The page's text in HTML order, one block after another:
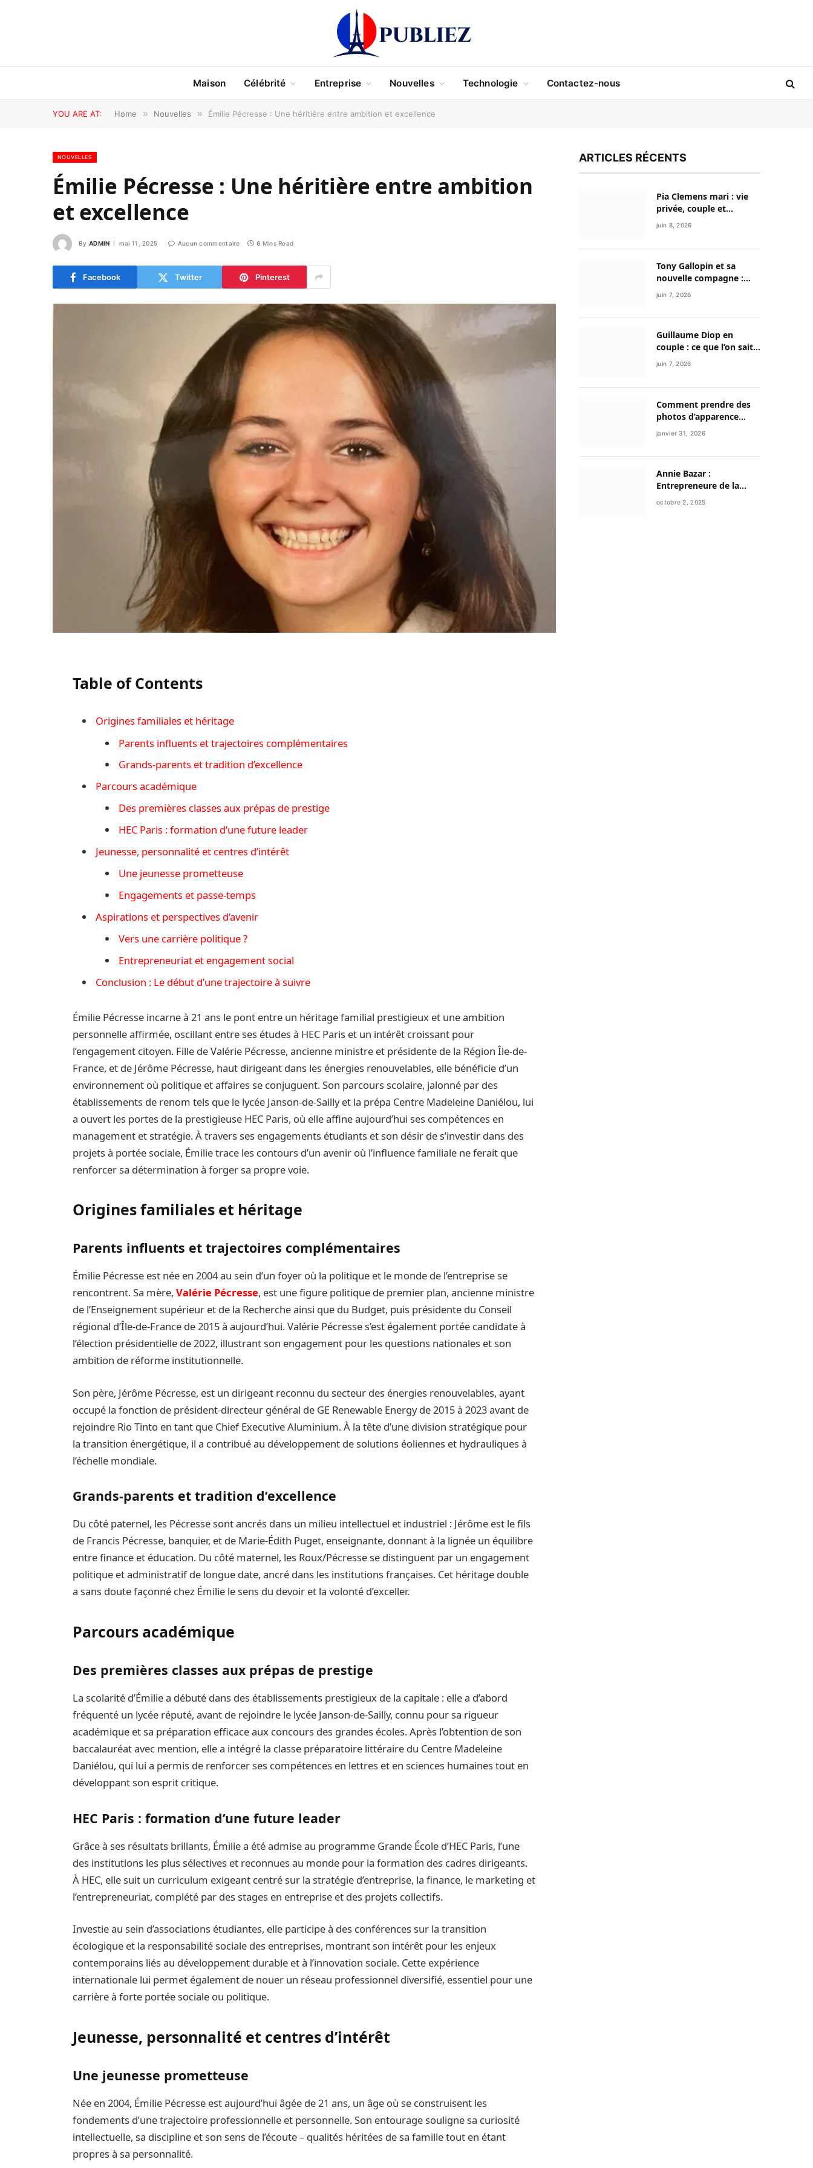
Maison Célébrité Entreprise Nouvelles Technologie Contactez-nous
YOU ARE AT: Home » Nouvelles » Émilie Pécresse : Une héritière entre ambition et excellence
NOUVELLES
Émilie Pécresse : Une héritière entre ambition
et excellence
By ADMIN mai 11, 2025 Aucun commentaire 6 Mins Read
Facebook Twitter Pinterest
Table of Contents
Origines familiales et héritage
Parents influents et trajectoires complémentaires
Grands-parents et tradition d’excellence
Parcours académique
Des premières classes aux prépas de prestige
HEC Paris : formation d’une future leader
Jeunesse, personnalité et centres d’intérêt
Une jeunesse prometteuse
Engagements et passe-temps
Aspirations et perspectives d’avenir
Vers une carrière politique ?
Entrepreneuriat et engagement social
Conclusion : Le début d’une trajectoire à suivre
Émilie Pécresse incarne à 21 ans le pont entre un héritage familial prestigieux et une ambition
personnelle affirmée, oscillant entre ses études à HEC Paris et un intérêt croissant pour
l’engagement citoyen. Fille de Valérie Pécresse, ancienne ministre et présidente de la Région Île-de-
France, et de Jérôme Pécresse, haut dirigeant dans les énergies renouvelables, elle bénéficie d’un
environnement où politique et affaires se conjuguent. Son parcours scolaire, jalonné par des
établissements de renom tels que le lycée Janson-de-Sailly et la prépa Centre Madeleine Daniélou, lui
a ouvert les portes de la prestigieuse HEC Paris, où elle affine aujourd’hui ses compétences en
management et stratégie. À travers ses engagements étudiants et son désir de s’investir dans des
projets à portée sociale, Émilie trace les contours d’un avenir où l’influence familiale ne ferait que
renforcer sa détermination à forger sa propre voie.
Origines familiales et héritage
Parents influents et trajectoires complémentaires
Émilie Pécresse est née en 2004 au sein d’un foyer où la politique et le monde de l’entreprise se
rencontrent. Sa mère, Valérie Pécresse, est une figure politique de premier plan, ancienne ministre
de l’Enseignement supérieur et de la Recherche ainsi que du Budget, puis présidente du Conseil
régional d’Île-de-France de 2015 à aujourd’hui. Valérie Pécresse s’est également portée candidate à
l’élection présidentielle de 2022, illustrant son engagement pour les questions nationales et son
ambition de réforme institutionnelle.
Son père, Jérôme Pécresse, est un dirigeant reconnu du secteur des énergies renouvelables, ayant
occupé la fonction de président-directeur général de GE Renewable Energy de 2015 à 2023 avant de
rejoindre Rio Tinto en tant que Chief Executive Aluminium. À la tête d’une division stratégique pour
la transition énergétique, il a contribué au développement de solutions éoliennes et hydrauliques à
l’échelle mondiale.
Grands-parents et tradition d’excellence
Du côté paternel, les Pécresse sont ancrés dans un milieu intellectuel et industriel : Jérôme est le fils
de Francis Pécresse, banquier, et de Marie-Édith Puget, enseignante, donnant à la lignée un équilibre
entre finance et éducation. Du côté maternel, les Roux/Pécresse se distinguent par un engagement
politique et administratif de longue date, ancré dans les institutions françaises. Cet héritage double
a sans doute façonné chez Émilie le sens du devoir et la volonté d’exceller.
Parcours académique
Des premières classes aux prépas de prestige
La scolarité d’Émilie a débuté dans des établissements prestigieux de la capitale : elle a d’abord
fréquenté un lycée réputé, avant de rejoindre le lycée Janson-de-Sailly, connu pour sa rigueur
académique et sa préparation efficace aux concours des grandes écoles. Après l’obtention de son
baccalauréat avec mention, elle a intégré la classe préparatoire littéraire du Centre Madeleine
Daniélou, qui lui a permis de renforcer ses compétences en lettres et en sciences humaines tout en
développant son esprit critique.
HEC Paris : formation d’une future leader
Grâce à ses résultats brillants, Émilie a été admise au programme Grande École d’HEC Paris, l’une
des institutions les plus sélectives et reconnues au monde pour la formation des cadres dirigeants.
À HEC, elle suit un curriculum exigeant centré sur la stratégie d’entreprise, la finance, le marketing et
l’entrepreneuriat, complété par des stages en entreprise et des projets collectifs.
Investie au sein d’associations étudiantes, elle participe à des conférences sur la transition
écologique et la responsabilité sociale des entreprises, montrant son intérêt pour les enjeux
contemporains liés au développement durable et à l’innovation sociale. Cette expérience
internationale lui permet également de nouer un réseau professionnel diversifié, essentiel pour une
carrière à forte portée sociale ou politique.
Jeunesse, personnalité et centres d’intérêt
Une jeunesse prometteuse
Née en 2004, Émilie Pécresse est aujourd’hui âgée de 21 ans, un âge où se construisent les
fondements d’une trajectoire professionnelle et personnelle. Son entourage souligne sa curiosité
intellectuelle, sa discipline et son sens de l’écoute – qualités héritées de sa famille tout en étant
propres à sa personnalité.
ARTICLES RÉCENTS
Pia Clemens mari : vie
privée, couple et
discrétion de la
journaliste sportive
juin 8, 2026
Tony Gallopin et sa
nouvelle compagne :
entre discrétion,
reconstruction et
juin 7, 2026
Guillaume Diop en
couple : ce que l’on sait
vraiment de sa vie
sentimentale et de son
juin 7, 2026
Comment prendre des
photos d’apparence
professionnelle avec
votre smartphone ?
janvier 31, 2026
Annie Bazar :
Entrepreneure de la
mode circulaire et figure
émergente
octobre 2, 2025